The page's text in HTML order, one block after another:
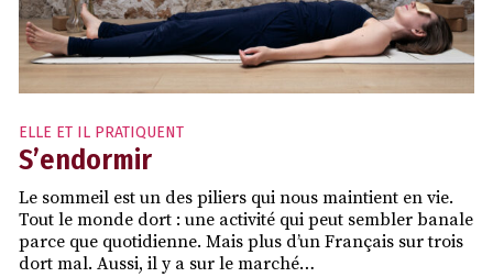
ELLE ET IL PRATIQUENT
S’endormir
Le sommeil est un des piliers qui nous maintient en vie.
Tout le monde dort : une activité qui peut sembler banale
parce que quotidienne. Mais plus d’un Français sur trois
dort mal. Aussi, il y a sur le marché…